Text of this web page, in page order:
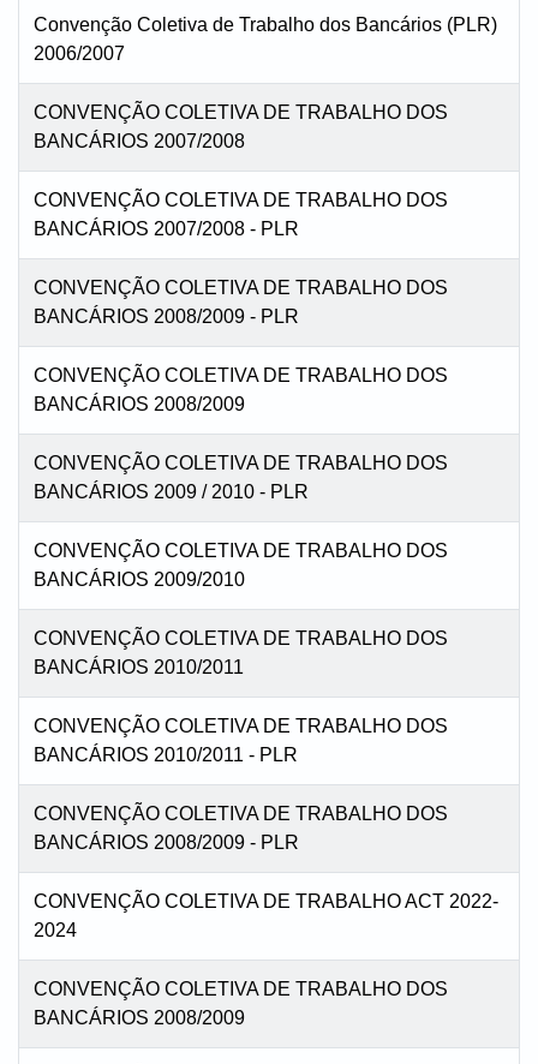
Convenção Coletiva de Trabalho dos Bancários (PLR)
2006/2007
CONVENÇÃO COLETIVA DE TRABALHO DOS
BANCÁRIOS 2007/2008
CONVENÇÃO COLETIVA DE TRABALHO DOS
BANCÁRIOS 2007/2008 - PLR
CONVENÇÃO COLETIVA DE TRABALHO DOS
BANCÁRIOS 2008/2009 - PLR
CONVENÇÃO COLETIVA DE TRABALHO DOS
BANCÁRIOS 2008/2009
CONVENÇÃO COLETIVA DE TRABALHO DOS
BANCÁRIOS 2009 / 2010 - PLR
CONVENÇÃO COLETIVA DE TRABALHO DOS
BANCÁRIOS 2009/2010
CONVENÇÃO COLETIVA DE TRABALHO DOS
BANCÁRIOS 2010/2011
CONVENÇÃO COLETIVA DE TRABALHO DOS
BANCÁRIOS 2010/2011 - PLR
CONVENÇÃO COLETIVA DE TRABALHO DOS
BANCÁRIOS 2008/2009 - PLR
CONVENÇÃO COLETIVA DE TRABALHO ACT 2022-
2024
CONVENÇÃO COLETIVA DE TRABALHO DOS
BANCÁRIOS 2008/2009